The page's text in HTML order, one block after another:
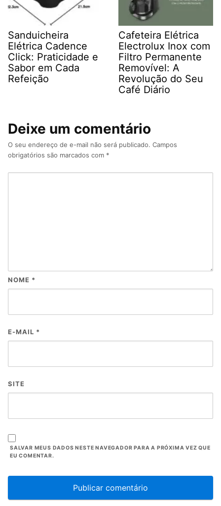
Sanduicheira
Elétrica Cadence
Click: Praticidade e
Sabor em Cada
Refeição
Cafeteira Elétrica
Electrolux Inox com
Filtro Permanente
Removível: A
Revolução do Seu
Café Diário
Deixe um comentário
O seu endereço de e-mail não será publicado. Campos
obrigatórios são marcados com *
NOME *
E-MAIL *
SITE
SALVAR MEUS DADOS NESTE NAVEGADOR PARA A PRÓXIMA VEZ QUE
EU COMENTAR.